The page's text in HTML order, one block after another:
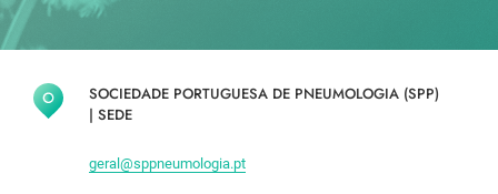
SOCIEDADE PORTUGUESA DE PNEUMOLOGIA (SPP)
| SEDE
geral@sppneumologia.pt